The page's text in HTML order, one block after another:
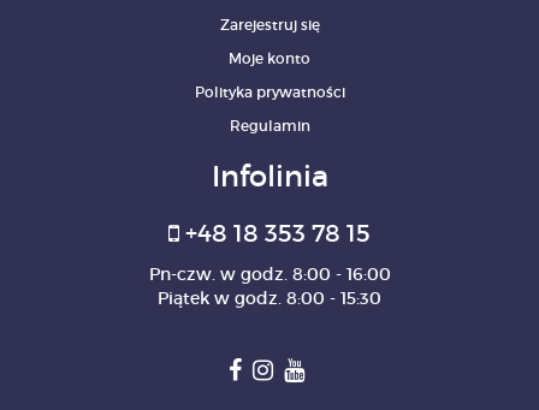
Zarejestruj się
Moje konto
Polityka prywatności
Regulamin
Infolinia
+48 18 353 78 15
Pn-czw. w godz. 8:00 - 16:00
Piątek w godz. 8:00 - 15:30